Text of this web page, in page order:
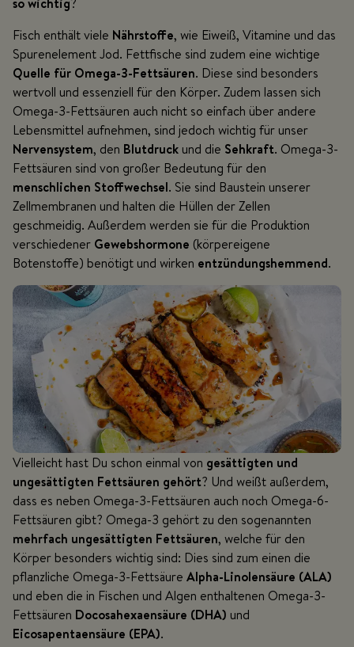
Fisch enthält viele Nährstoffe, wie Eiweiß, Vitamine und das
Spurenelement Jod. Fettfische sind zudem eine wichtige
Quelle für Omega-3-Fettsäuren. Diese sind besonders
wertvoll und essenziell für den Körper. Zudem lassen sich
Omega-3-Fettsäuren auch nicht so einfach über andere
Lebensmittel aufnehmen, sind jedoch wichtig für unser
Nervensystem, den Blutdruck und die Sehkraft. Omega-3-
Fettsäuren sind von großer Bedeutung für den
menschlichen Stoffwechsel. Sie sind Baustein unserer
Zellmembranen und halten die Hüllen der Zellen
geschmeidig. Außerdem werden sie für die Produktion
verschiedener Gewebshormone (körpereigene
Botenstoffe) benötigt und wirken entzündungshemmend.
Vielleicht hast Du schon einmal von gesättigten und
ungesättigten Fettsäuren gehört? Und weißt außerdem,
dass es neben Omega-3-Fettsäuren auch noch Omega-6-
Fettsäuren gibt? Omega-3 gehört zu den sogenannten
mehrfach ungesättigten Fettsäuren, welche für den
Körper besonders wichtig sind: Dies sind zum einen die
pflanzliche Omega-3-Fettsäure Alpha-Linolensäure (ALA)
und eben die in Fischen und Algen enthaltenen Omega-3-
Fettsäuren Docosahexaensäure (DHA) und
Eicosapentaensäure (EPA).